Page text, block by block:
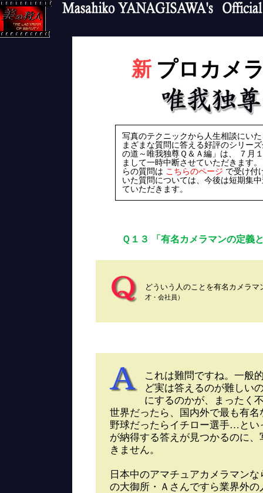
新 プロカメ
写真のテクニックから人生相談にい
まざまな質問に答える好評のシリー
の道～唯我独尊Ｑ＆Ａ編」は、 ７月
まして一時中断させていただきます
らの質問は こちらのページ で受け付
いた質問については、今後は短期集
ていただきます。
Ｑ１３ 「有名カメラマンの定義
どういう人のことを有名カメラ
才・会社員）
これは難問ですね。一般
ど実は答えるのが難しい
にするのかが、まったく
世界だったら、国内外で最も有
野球だったらイチロー選手…とい
が納得する答えが見つかるのに
きません。
日本中のアマチュアカメラマン
の大御所・Ａさんですら業界外